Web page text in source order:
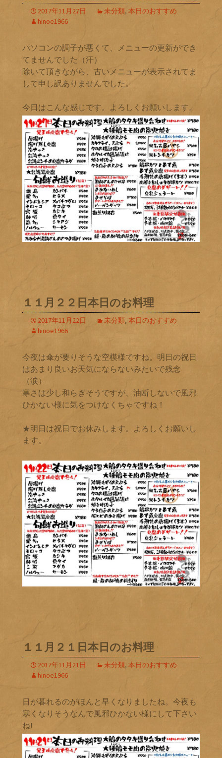
2017年11月27日 未分類, 本日のおすすめ
hinoe1966
パソコンの調子が悪くて、メニューの更新ができ
てませんでした（汗）
除いて頂きながら、古いメニューが表示されてま
して申し訳ありませんでした。
今日はこんな感じです。よろしくお願いします。
１１月２２日本日のお料理
2017年11月22日 未分類, 本日のおすすめ
hinoe1966
今夜は傘が要りそうな空模様ですね。明日の祝日
はあまり良いお天気にならないみたいで残念
（涙）
寒さは少し和らぎそうですが、油断しないで風邪
ひかない様に気をつけなくちゃですね！
★明日は祝日でお休みします。よろしくお願いし
ます。
１１月２１日本日のお料理
2017年11月21日 未分類, 本日のおすすめ
hinoe1966
日が暮れるのがほんと早くなりましたね。今夜も
寒くなりそうなんで風邪ひかない様にして下さい
ね!